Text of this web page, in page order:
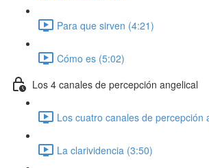
Para que sirven (4:21)
Cómo es (5:02)
Los 4 canales de percepción angelical
Los cuatro canales de percepción
La clarividencia (3:50)